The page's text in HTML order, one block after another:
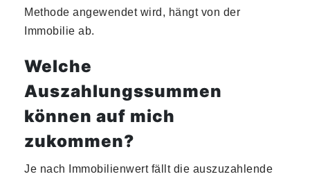
Methode angewendet wird, hängt von der
Immobilie ab.
Welche
Auszahlungssummen
können auf mich
zukommen?
Je nach Immobilienwert fällt die auszuzahlende